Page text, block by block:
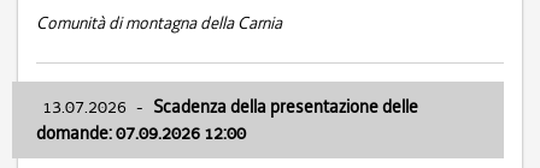
Comunità di montagna della Carnia
13.07.2026 - Scadenza della presentazione delle
domande: 07.09.2026 12:00